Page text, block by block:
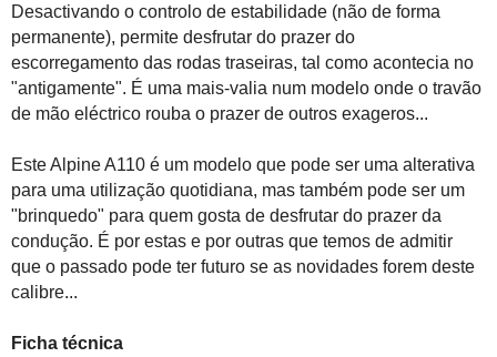
Desactivando o controlo de estabilidade (não de forma
permanente), permite desfrutar do prazer do
escorregamento das rodas traseiras, tal como acontecia no
"antigamente". É uma mais-valia num modelo onde o travão
de mão eléctrico rouba o prazer de outros exageros...
Este Alpine A110 é um modelo que pode ser uma alterativa
para uma utilização quotidiana, mas também pode ser um
"brinquedo" para quem gosta de desfrutar do prazer da
condução. É por estas e por outras que temos de admitir
que o passado pode ter futuro se as novidades forem deste
calibre...
Ficha técnica